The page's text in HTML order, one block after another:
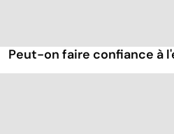
Peut-on faire confiance à